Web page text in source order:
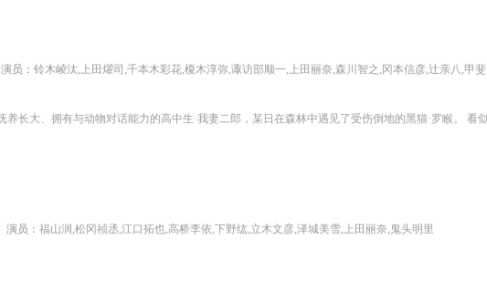
演员： 铃木崚汰,上田燿司,千本木彩花,榎木淳弥,诹访部顺一,上田丽奈,森川智之,冈本信彦,辻亲八,甲斐田裕子,大塚芳
演员： 福山润,松冈祯丞,江口拓也,高桥李依,下野纮,立木文彦,泽城美雪,上田丽奈,鬼头明里